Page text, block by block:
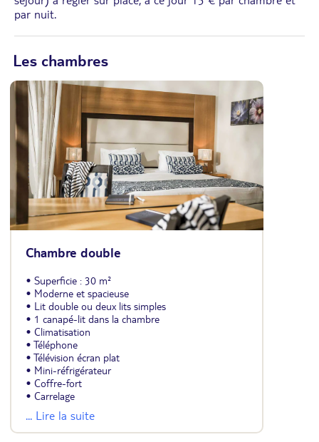
par nuit.
Les chambres
Chambre double
• Superficie : 30 m²
• Moderne et spacieuse
• Lit double ou deux lits simples
• 1 canapé-lit dans la chambre
• Climatisation
• Téléphone
• Télévision écran plat
• Mini-réfrigérateur
• Coffre-fort
• Carrelage
• Salle de bains avec bagnoire
• Sèche-cheveux
• Peignoirs et chaussons
... Lire la suite